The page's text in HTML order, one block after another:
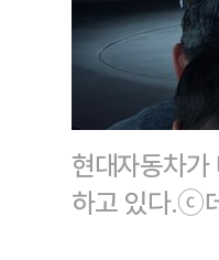
현대자동차
하고 있다.ⓒ